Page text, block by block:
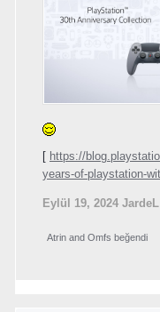
[ https://
years-of-playstation-
Eylül 19, 2024
Atrin and Omfs beğendi